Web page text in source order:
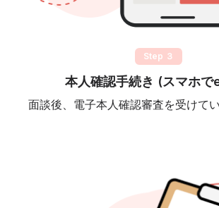
Step ３
本人確認手続き (スマホで
面談後、電子本人確認審査を受けてい